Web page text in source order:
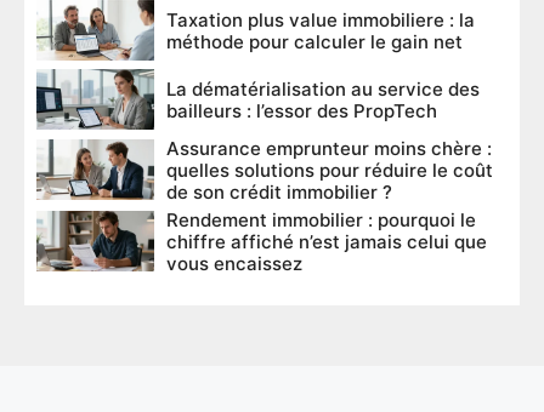
Taxation plus value immobiliere : la
méthode pour calculer le gain net
La dématérialisation au service des
bailleurs : l’essor des PropTech
Assurance emprunteur moins chère :
quelles solutions pour réduire le coût
de son crédit immobilier ?
Rendement immobilier : pourquoi le
chiffre affiché n’est jamais celui que
vous encaissez